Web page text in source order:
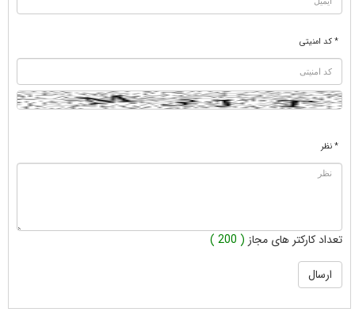
* کد امنیتی
* نظر
تعداد کارکتر های مجاز ( 200 )